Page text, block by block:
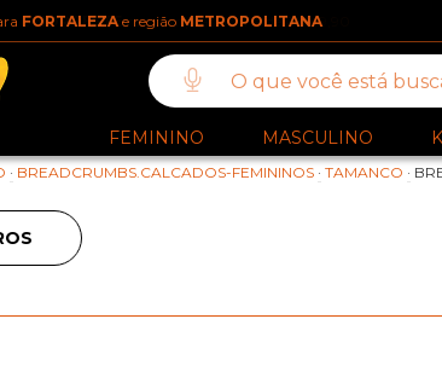
FORTALEZA e região METROPOLITANA
FEMININO MASCULINO
· BREADCRUMBS.CALCADOS-FEMININOS · TAMANCO ·